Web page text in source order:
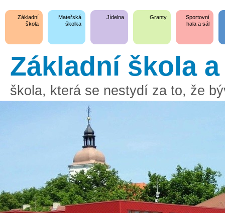
Základní
škola
Mateřská
školka
Jídelna Granty
Sportovní
hala a sál
Základní škola
škola, která se nestydí za to, že